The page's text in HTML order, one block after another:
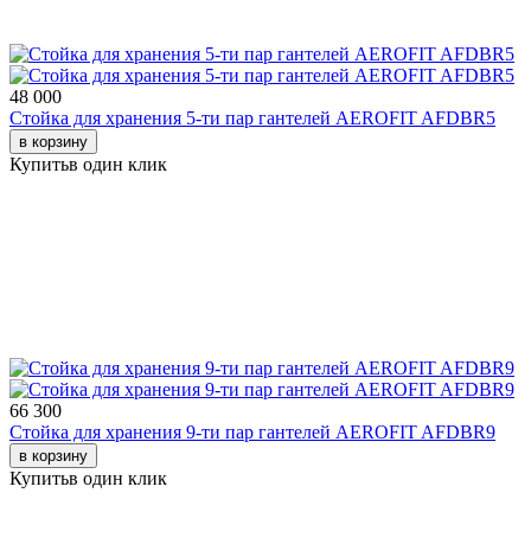
48 000
Стойка для хранения 5-ти пар гантелей AEROFIT AFDBR5
в корзину
Купитьв один клик
66 300
Стойка для хранения 9-ти пар гантелей AEROFIT AFDBR9
в корзину
Купитьв один клик